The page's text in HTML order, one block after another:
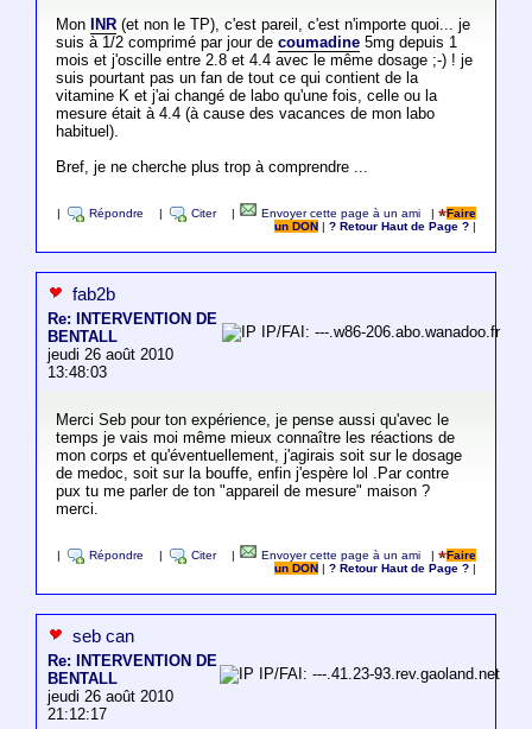
Mon
INR(et non le TP), c'est pareil, c'est n'importe quoi... je
suis à 1/2 comprimé par jour de coumadine5mg depuis 1
mois et j'oscille entre 2.8 et 4.4 avec le même dosage ;-) ! je
suis pourtant pas un fan de tout ce qui contient de la
vitamine K et j'ai changé de labo qu'une fois, celle ou la
mesure était à 4.4 (à cause des vacances de mon labo
habituel).
Bref, je ne cherche plus trop à comprendre ...
Répondre Citer Envoyer cette page à un ami |
Faire
un DON
|? Retour Haut de Page ?
fab2b
Re: INTERVENTION DE
BENTALL
jeudi 26 août 2010
13:48:03
IP/FAI: ---.w86-206.abo.wanadoo.fr
Merci Seb pour ton expérience, je pense aussi qu'avec le
temps je vais moi même mieux connaître les réactions de
mon corps et qu'éventuellement, j'agirais soit sur le dosage
de medoc, soit sur la bouffe, enfin j'espère lol .Par contre
pux tu me parler de ton "appareil de mesure" maison ?
merci.
Répondre Citer Envoyer cette page à un ami |
Faire
un DON
|? Retour Haut de Page ?
seb can
Re: INTERVENTION DE
BENTALL
jeudi 26 août 2010
21:12:17
IP/FAI: ---.41.23-93.rev.gaoland.net